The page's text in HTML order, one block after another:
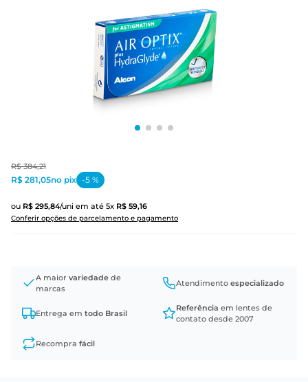
ou R$ 295,84/uni em até 5x R$ 59,16
Conferir opções de parcelamento e pagamento
R$ 384,21
R$ 281,05no pix -5 %
A maior variedade de
marcas
Atendimento especializado
Entrega em todo Brasil
Referência em lentes de
contato desde 2007
Recompra fácil